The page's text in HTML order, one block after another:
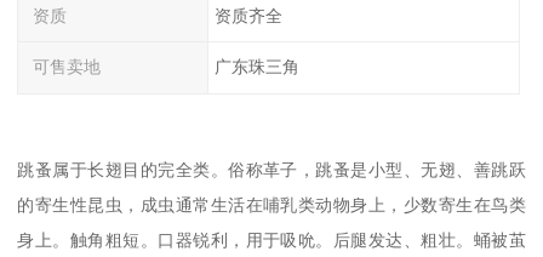
资质 资质齐全
可售卖地 广东珠三角
跳蚤属于长翅目的完全类。俗称革子，跳蚤是小型、无翅、善跳跃
的寄生性昆虫，成虫通常生活在哺乳类动物身上，少数寄生在鸟类
身上。触角粗短。口器锐利，用于吸吮。后腿发达、粗壮。蛹被茧